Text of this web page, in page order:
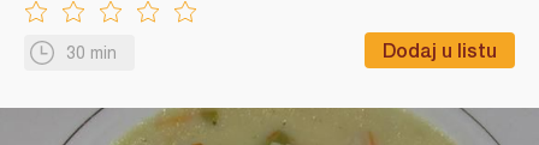
30 min Dodaj u listu